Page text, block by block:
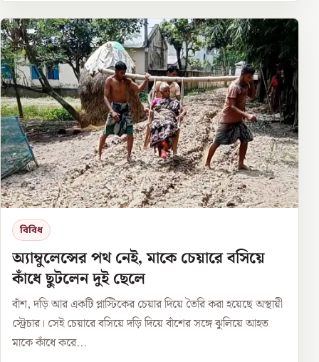
বিবিধ
অ্যাম্বুলেন্সের পথ নেই, মাকে চেয়ারে বসিয়ে
কাঁধে ছুটলেন দুই ছেলে
বাঁশ, দড়ি আর একটি প্লাস্টিকের চেয়ার দিয়ে তৈরি করা হয়েছে অস্থায়ী
স্ট্রেচার। সেই চেয়ারে বসিয়ে দড়ি দিয়ে বাঁশের সঙ্গে ঝুলিয়ে আহত
মাকে কাঁধে করে...